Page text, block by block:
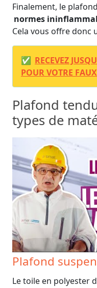
Finalement, le
normes
Cela vous offre donc
✅ RECEVEZ
POUR VOTRE
Plafond
types de
Plafond
Le toile en polyester